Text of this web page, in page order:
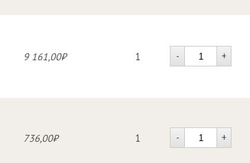
9 161,00₽ 1 - +
736,00₽ 1 - +